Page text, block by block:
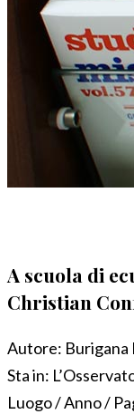
A scuola di
Christian
Autore: Burigana
Sta in:
Luogo / Anno /